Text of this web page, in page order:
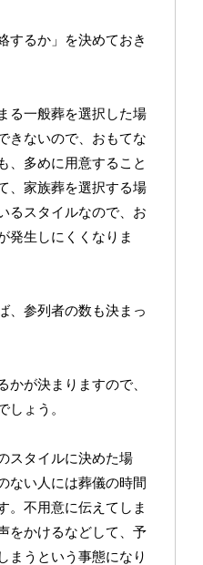
するか」を決めておき
る一般葬を選択した場
きないので、おもてな
、多めに用意すること
、家族葬を選択する場
るスタイルなので、お
発生しにくくなりま
、参列者の数も決まっ
かが決まりますので、
しょう。
スタイルに決めた場
ない人には葬儀の時間
。不用意に伝えてしま
をかけるなどして、予
まうという事態になり